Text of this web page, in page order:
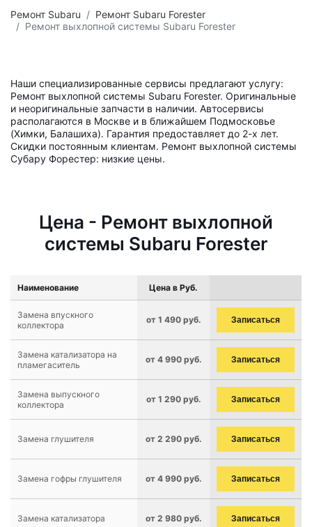
Ремонт Subaru
Ремонт Subaru Forester
Ремонт выхлопной системы Subaru Forester
Наши специализированные сервисы предлагают услугу:
Ремонт выхлопной системы Subaru Forester. Оригинальные
и неоригинальные запчасти в наличии. Автосервисы
располагаются в Москве и в ближайшем Подмосковье
(Химки, Балашиха). Гарантия предоставляет до 2-х лет.
Скидки постоянным клиентам. Ремонт выхлопной системы
Субару Форестер: низкие цены.
Цена - Ремонт выхлопной
системы Subaru Forester
Наименование Цена в Руб.
Замена впускного
коллектора
от 1 490 руб. Записаться
Замена катализатора на
пламегаситель
от 4 990 руб. Записаться
Замена выпускного
коллектора
от 1 290 руб. Записаться
Замена глушителя от 2 290 руб. Записаться
Замена гофры глушителя от 4 990 руб. Записаться
Замена катализатора от 2 980 руб. Записаться